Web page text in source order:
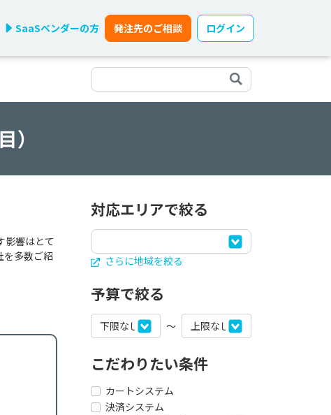
SaaSベンダーの方 発注先のご相談 ログイン
）
影響はとて
を多数ご紹
対応エリアで絞る
さらに地域を絞る
予算で絞る
〜
こだわりたい条件
カートシステム
決済システム